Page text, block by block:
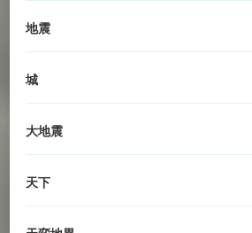
地震
城
大地震
天下